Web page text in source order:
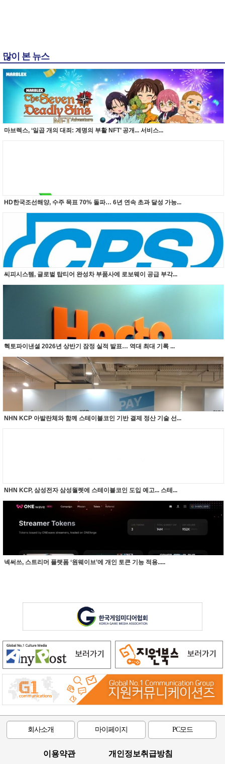
많이 본 뉴스
마브렉스, ‘일곱 개의 대죄: 계명의 부활 NFT’ 공개... 서비스...
HD한국조선해양, 수주 목표 70% 돌파… 6년 연속 초과 달성 가능...
씨피시스템, 글로벌 탑티어 완성차 부품사에 로보웨이 공급 부각...
헥토파이낸셜 2026년 상반기 잠정 실적 발표… 역대 최대 기록 ...
NHN KCP 아발란체와 함께 스테이블코인 기반 결제 정산 기술 선...
NHN KCP, 삼성전자 삼성월렛에 스테이블코인 도입 예고... 스테...
넥써쓰, 스트리머 플랫폼 ‘원웨이브’에 개인 토큰 기능 적용.....
회사소개 마이페이지 PC모드
이용약관 개인정보취급방침